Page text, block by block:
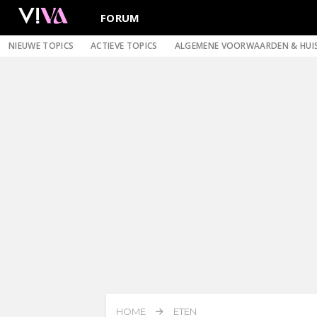
FORUM
NIEUWE TOPICS ACTIEVE TOPICS ALGEMENE VOORWAARDEN &
HOME ETEN